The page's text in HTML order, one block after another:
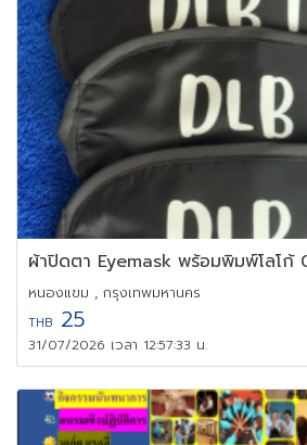
ผ้าปิดตา Eyemask พร้อมพิมพ์โลโก้
หนองแขม , กรุงเทพมหานคร
THB 25
31/07/2026 เวลา 12:57:33 น.